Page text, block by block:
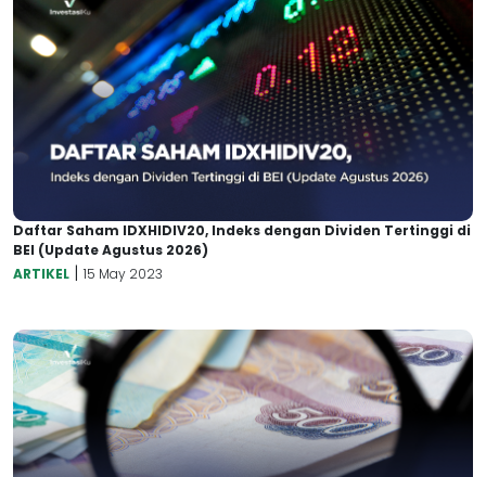
Daftar Saham IDXHIDIV20, Indeks dengan Dividen Tertinggi di
BEI (Update Agustus 2026)
ARTIKEL | 15 May 2023